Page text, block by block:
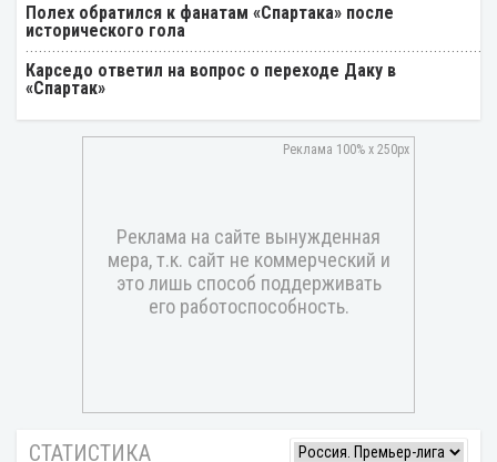
Полех обратился к фанатам «Спартака» после
исторического гола
Карседо ответил на вопрос о переходе Даку в
«Спартак»